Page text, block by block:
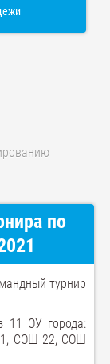
по
турнир
11 ОУ города:
СОШ 22, СОШ